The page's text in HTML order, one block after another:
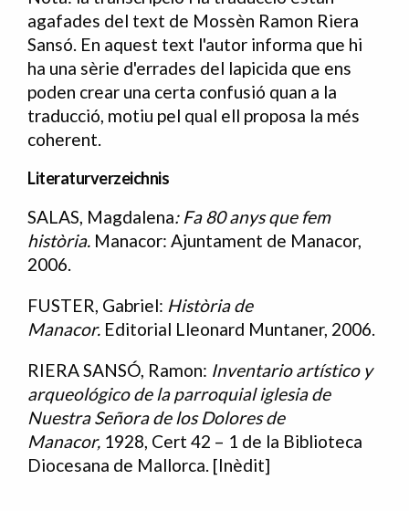
agafades del text de Mossèn Ramon Riera
Sansó. En aquest text l'autor informa que hi
ha una sèrie d'errades del lapicida que ens
poden crear una certa confusió quan a la
traducció, motiu pel qual ell proposa la més
coherent.
Literaturverzeichnis
Bibliografia
SALAS, Magdalena: Fa 80 anys que fem
història. Manacor: Ajuntament de Manacor,
2006.
FUSTER, Gabriel: Història de
Manacor. Editorial Lleonard Muntaner, 2006.
RIERA SANSÓ, Ramon: Inventario artístico y
arqueológico de la parroquial iglesia de
Nuestra Señora de los Dolores de
Manacor, 1928, Cert 42 – 1 de la Biblioteca
Diocesana de Mallorca. [Inèdit]